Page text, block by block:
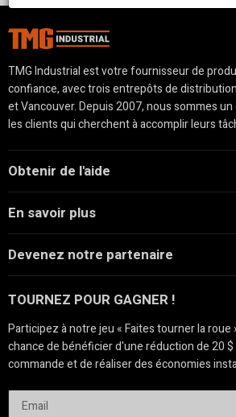
TMG Industrial est votre fournisseur de
confiance, avec trois entrepôts de
et Vancouver. Depuis 2007, nous sommes
les clients qui cherchent à accomplir leurs
Obtenir de l'aide
En savoir plus
Devenez notre partenaire
TOURNEZ POUR GAGNER !
Participez à notre jeu « Faites tourner la roue
chance de bénéficier d'une réduction de 20
commande et de réaliser des économies